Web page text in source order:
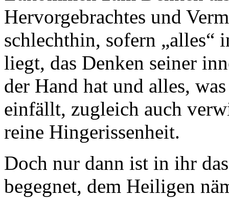
Hervorgebrachtes und
schlechthin, sofern „alles“
liegt, das Denken seiner
der Hand hat und alles,
einfällt, zugleich auch
reine Hingerissenheit.
Doch nur dann ist in ihr
begegnet, dem Heiligen